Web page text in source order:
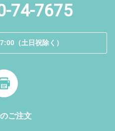
74-7675
（土日祝除く）
ご注文